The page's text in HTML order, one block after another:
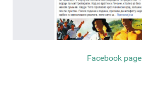
Facebook page